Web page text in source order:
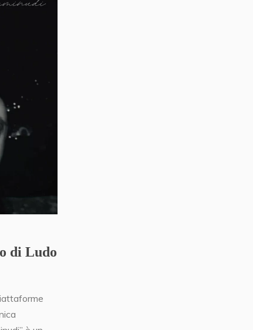
di Ludo